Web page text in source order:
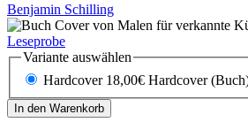
Benjamin Schilling
Leseprobe
Variante auswählen
Hardcover 18,00€
In den Warenkorb